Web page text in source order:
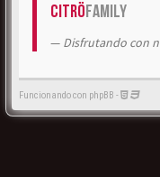
CitröFamily
Disfrutando con
Funcionando con phpBB -